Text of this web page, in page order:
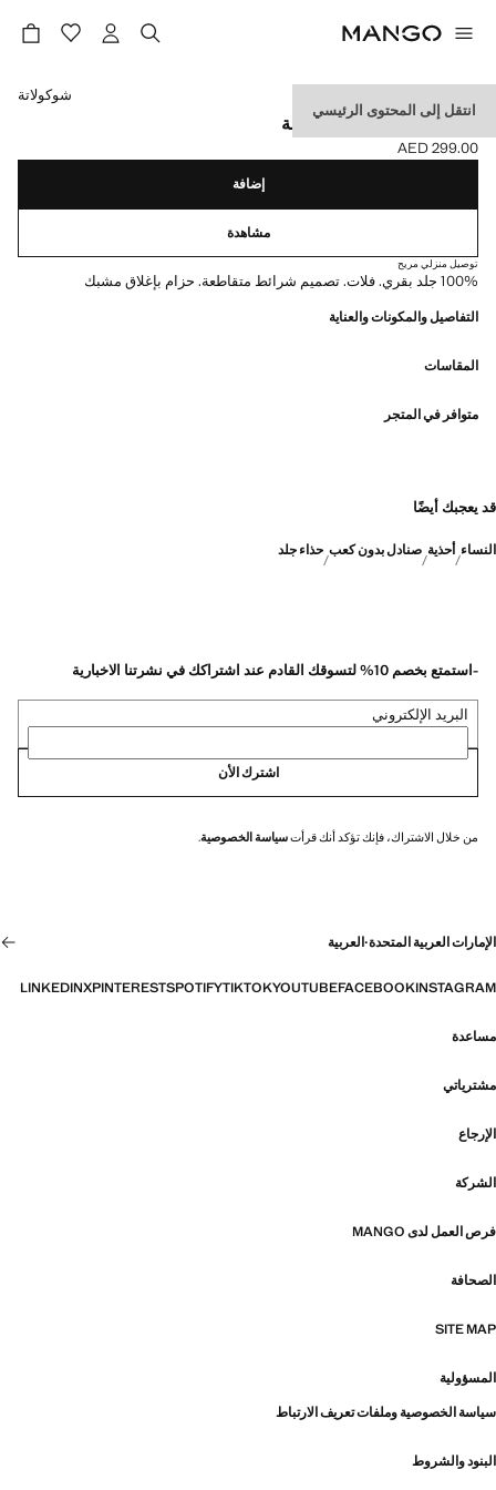
انتقل إلى المحتوى الرئيسي
صندل جلد بشرائط متقاطعة
السعر الحالي [AED 299.00 ]
AED 299.00
حدد اللون
شوكولاتة
إضافة
مشاهدة
توصيل منزلي مريح
100% جلد بقري. فلات. تصميم شرائط متقاطعة. حزام بإغلاق مشبك
التفاصيل والمكونات والعناية
المقاسات
متوافر في المتجر
قد يعجبك أيضًا
النساء أحذية صنادل بدون كعب حذاء جلد
-استمتع بخصم 10% لتسوقك القادم عند اشتراكك في نشرتنا الاخبارية
البريد الإلكتروني
اشترك الأن
من خلال الاشتراك، فإنك تؤكد أنك قرأتسياسة الخصوصية.
الإمارات العربية المتحدة·العربية
INSTAGRAM
FACEBOOK
YOUTUBE
TIKTOK
SPOTIFY
PINTEREST
X
LINKEDIN
مساعدة
مشترياتي
الإرجاع
الشركة
فرص العمل لدى MANGO
الصحافة
SITE MAP
المسؤولية
سياسة الخصوصية وملفات تعريف الارتباط
البنود والشروط